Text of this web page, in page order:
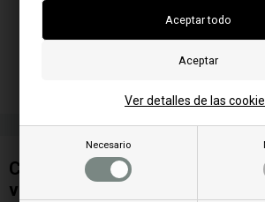
Necesario
Ver detalles de las
Condensador 1 uF para
ventilador centrífugo